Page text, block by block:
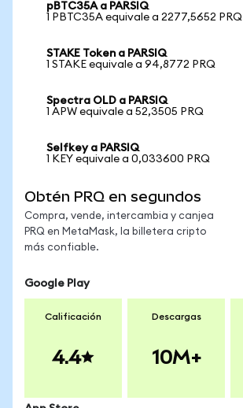
pBTC35A a PARSIQ
1 PBTC35A equivale a 2277,5652 PRQ
STAKE Token a PARSIQ
1 STAKE equivale a 94,8772 PRQ
Spectra OLD a PARSIQ
1 APW equivale a 52,3505 PRQ
Selfkey a PARSIQ
1 KEY equivale a 0,033600 PRQ
Obtén PRQ en segundos
Compra, vende, intercambia y canjea
PRQ en MetaMask, la billetera cripto
más confiable.
Google Play
Calificación
4.4
Descargas
10M+